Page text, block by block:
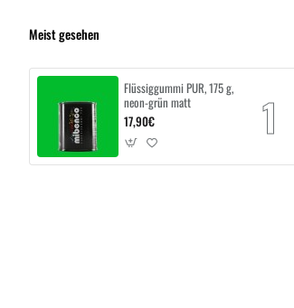
Meist gesehen
Flüssiggummi PUR, 175 g,
neon-grün matt
17,90€